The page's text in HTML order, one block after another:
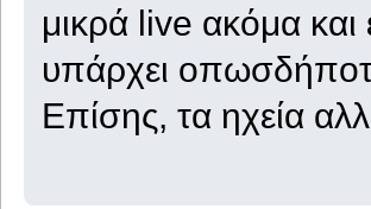
μικρά live ακόμα
υπάρχει
Επίσης, τα ηχεία